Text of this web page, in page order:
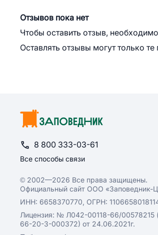
Отзывов пока нет
Чтобы оставить отзыв,
Оставлять отзывы могут только
8 800 333-03-61
Все способы связи
© 2002—2026 Все права защищены.
Официальный сайт ООО «Заповедник-
ИНН: 6658370770, ОГРН:
Лицензия: № Л042-00118-66/00578215
66-20-3-000372) от 24.06.2021г.